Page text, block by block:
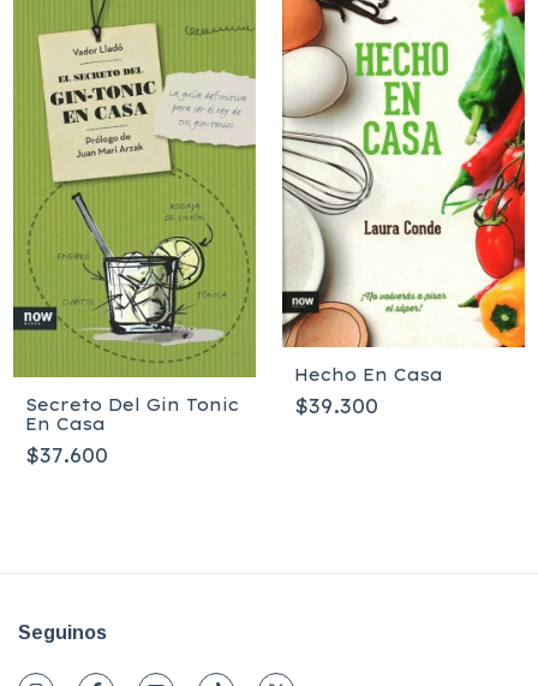
Secreto Del Gin Tonic
En Casa
$37.600
Hecho En Casa
$39.300
Seguinos